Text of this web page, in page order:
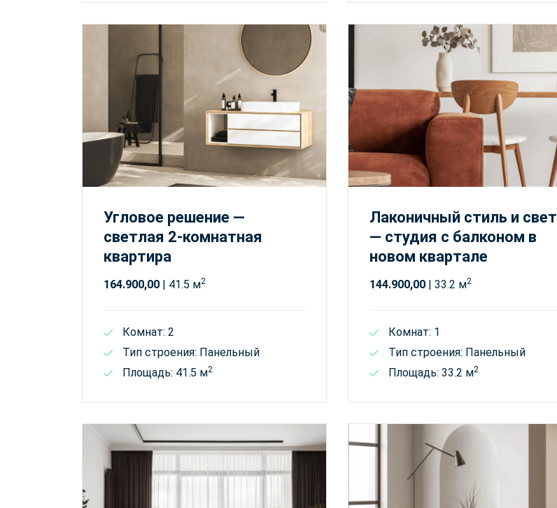
Угловое решение —
светлая 2-комнатная
квартира
164.900,00 | 41.5 м2
Комнат: 2
Тип строения: Панельный
Площадь: 41.5 м2
Лаконичный стиль и свет
— студия с балконом в
новом квартале
144.900,00 | 33.2 м2
Комнат: 1
Тип строения: Панельный
Площадь: 33.2 м2